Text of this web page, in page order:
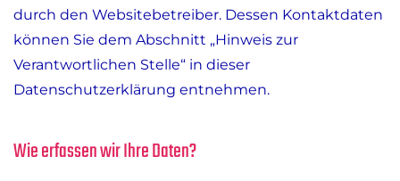
durch den Websitebetreiber. Dessen Kontaktdaten
können Sie dem Abschnitt „Hinweis zur
Verantwortlichen Stelle“ in dieser
Datenschutzerklärung entnehmen.
Wie erfassen wir Ihre Daten?